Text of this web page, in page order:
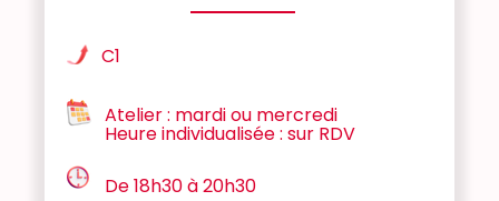
C1
Atelier : mardi ou mercredi
Heure individualisée : sur RDV
De 18h30 à 20h30